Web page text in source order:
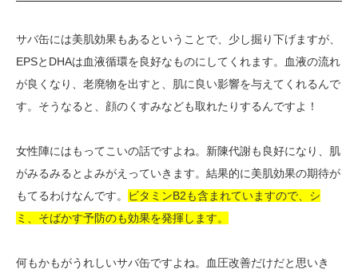
サバ缶には美肌効果もあるということで、少し掘り下げますが、
EPSとDHAは血液循環を良好なものにしてくれます。血液の流れ
が良くなり、老廃物を出すと、肌に良い影響を与えてくれるんで
す。そうなると、顔のくすみなども取れたりするんですよ！
女性陣にはもってこいの話ですよね。新陳代謝も良好になり、肌
がみるみるとよみがえっていきます。結果的に美肌効果の期待が
もてるわけなんです。
ビタミンB2も含まれていますので、シ
ミ、そばかす予防のも効果を発揮します。
何もかもがうれしいサバ缶ですよね。血圧改善だけだと思いき